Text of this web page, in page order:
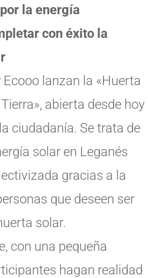
la energía
con éxito la
lanzan la «Huerta
abierta desde hoy
ciudadanía. Se trata de
solar en Leganés
gracias a la
que deseen ser
solar.
con una pequeña
hagan realidad